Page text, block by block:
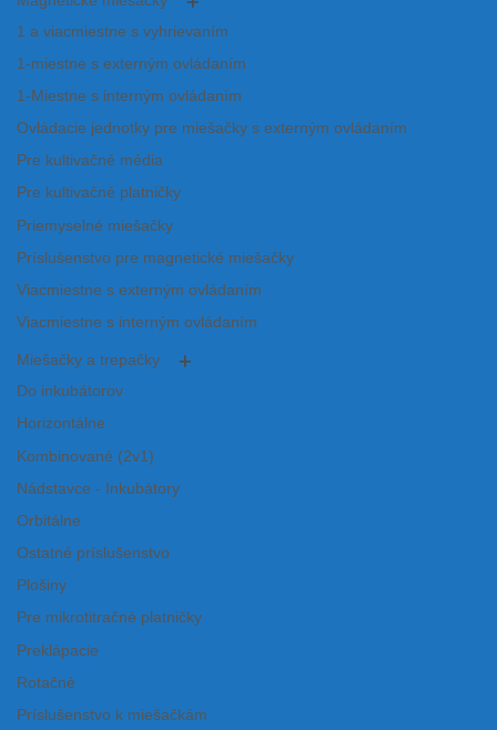
1 a viacmiestne s vyhrievaním
1-miestne s externým ovládaním
1-Miestne s interným ovládaním
Ovládacie jednotky pre miešačky s externým ovládaním
Pre kultivačné média
Pre kultivačné platničky
Priemyselné miešačky
Príslušenstvo pre magnetické miešačky
Viacmiestne s externým ovládaním
Viacmiestne s interným ovládaním
Miešačky a trepačky
Do inkubátorov
Horizontálne
Kombinované (2v1)
Nádstavce - Inkubátory
Orbitálne
Ostatné príslušenstvo
Plošiny
Pre mikrotitračné platničky
Preklápacie
Rotačné
Príslušenstvo k miešačkám